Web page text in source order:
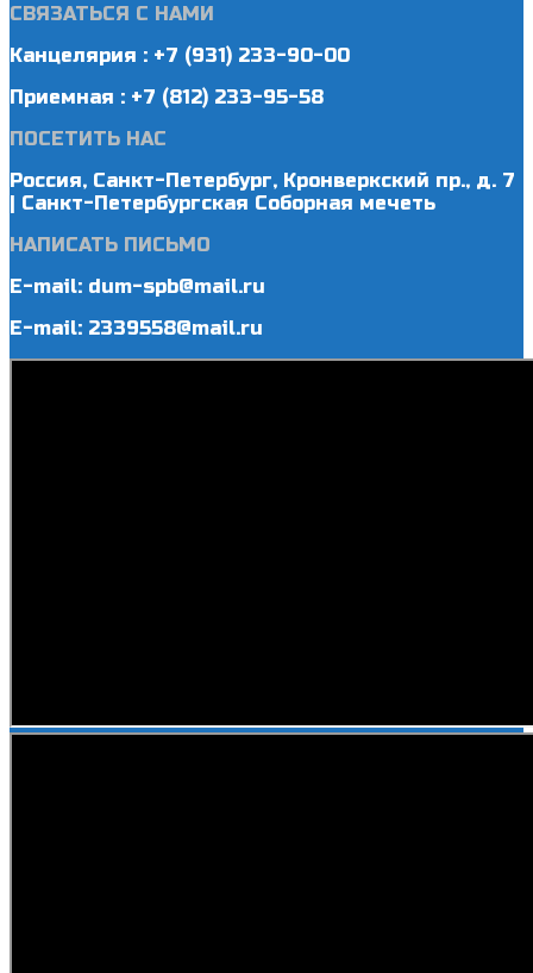
СВЯЗАТЬСЯ С НАМИ
Канцелярия : +7 (931) 233-90-00
Приемная : +7 (812) 233-95-58
ПОСЕТИТЬ НАС
Россия, Санкт-Петербург, Кронверкский пр., д. 7
| Санкт-Петербургская Соборная мечеть
НАПИСАТЬ ПИСЬМО
E-mail: dum-spb@mail.ru
E-mail: 2339558@mail.ru